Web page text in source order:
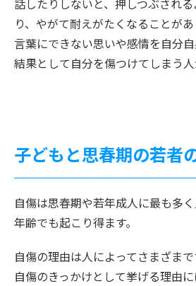
り、やがて耐えがたくなることがあ
言葉にできない思いや感情を自分自
結果として自分を傷つけてしまう人
子どもと思春期の若者
自傷は思春期や若年成人に最も多
年齢でも起こり得ます。
自傷の理由は人によってさまざま
自傷のきっかけとして挙げる理由